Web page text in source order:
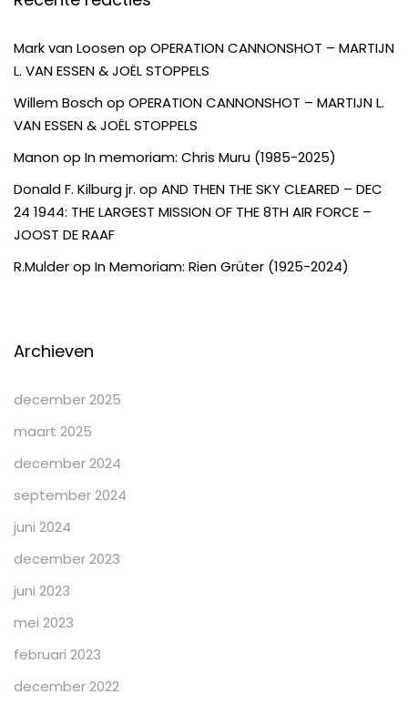
Mark van Loosenop OPERATION CANNONSHOT – MARTIJN
L. VAN ESSEN & JOËL STOPPELS
Willem Boschop OPERATION CANNONSHOT – MARTIJN L.
VAN ESSEN & JOËL STOPPELS
Manonop In memoriam: Chris Muru (1985-2025)
Donald F. Kilburg jr. op AND THEN THE SKY CLEARED – DEC
24 1944: THE LARGEST MISSION OF THE 8TH AIR FORCE –
JOOST DE RAAF
R.Mulderop In Memoriam: Rien Grüter (1925-2024)
Archieven
december 2025
maart 2025
december 2024
september 2024
juni 2024
december 2023
juni 2023
mei 2023
februari 2023
december 2022